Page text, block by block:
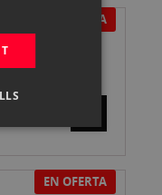
EN OFERTA
NIKON
EN OFERTA